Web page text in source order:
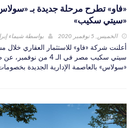
«فاو» تطرح مرحلة جديدة بـ
«سيتي سكيب»
الخميس, 5 نوفمبر 2020 بواسطة شيماء
أعلنت شركة «فاو» للاستثمار العقاري
سيتي سكيب مصر في الـ
«سولاس» بالعاصمة الإدارية الجديدة بخصومات